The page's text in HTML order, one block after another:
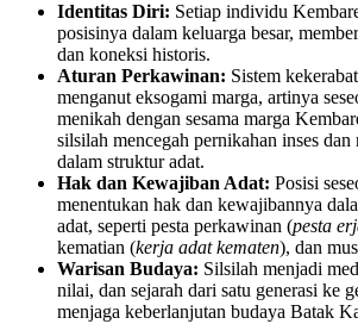
Identitas Diri: Setiap individu
posisinya dalam keluarga besar,
dan koneksi historis.
Aturan Perkawinan: Sistem
menganut eksogami marga, artinya
menikah dengan sesama marga
silsilah mencegah pernikahan inses
dalam struktur adat.
Hak dan Kewajiban Adat: Posisi
menentukan hak dan kewajibannya
adat, seperti pesta perkawinan (pesta
kematian (kerja adat kematen), dan
Warisan Budaya: Silsilah menjadi
nilai, dan sejarah dari satu generasi ke
menjaga keberlanjutan budaya Batak